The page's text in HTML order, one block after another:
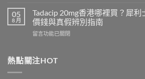
粒
多
錢？
與
必
利
勁
怎
2026
學
名
藥
邊
Cenforce-
05
8 月
Tadacip 20mg香港哪裡買？犀利
價錢與真假辨別指南
在
香
港
留言功能已關閉
熱點關注HOT